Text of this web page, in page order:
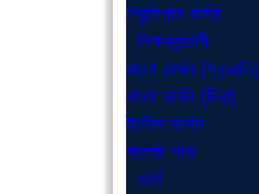
প্রিন্সিপাল কর্নার
শিক্ষকমন্ডলী
বাংলা ভার্সন (প্রভাতি)
বাংলা ভার্সন (দিবা)
ইংলিশ ভার্সন
কলেজ শাখা
ভর্তি